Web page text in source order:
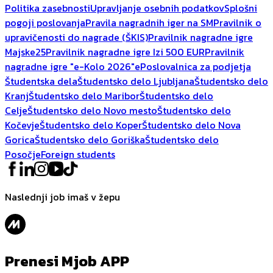
Politika zasebnostiUpravljanje osebnih podatkovSplošni
pogoji poslovanjaPravila nagradnih iger na SMPravilnik o
upravičenosti do nagrade (ŠKIS)Pravilnik nagradne igre
Majske25Pravilnik nagradne igre Izi 500 EURPravilnik
nagradne igre "e-Kolo 2026"ePoslovalnica za podjetja
Študentska delaŠtudentsko delo LjubljanaŠtudentsko delo
KranjŠtudentsko delo MariborŠtudentsko delo
CeljeŠtudentsko delo Novo mestoŠtudentsko delo
KočevjeŠtudentsko delo KoperŠtudentsko delo Nova
GoricaŠtudentsko delo GoriškaŠtudentsko delo
PosočjeForeign students
Naslednji job imaš v žepu
Prenesi Mjob APP